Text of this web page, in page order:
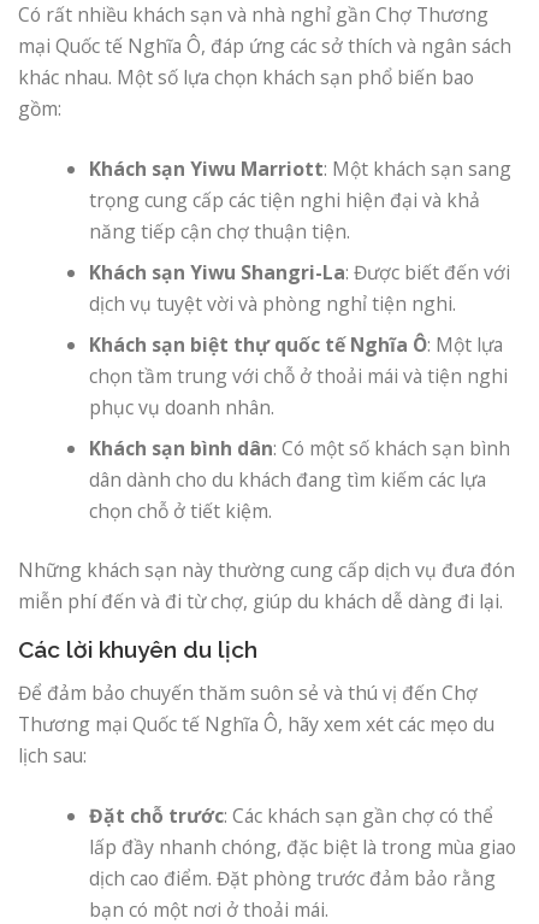
Có rất nhiều khách sạn và nhà nghỉ gần Chợ Thương
mại Quốc tế Nghĩa Ô, đáp ứng các sở thích và ngân sách
khác nhau. Một số lựa chọn khách sạn phổ biến bao
gồm:
Khách sạn Yiwu Marriott: Một khách sạn sang
trọng cung cấp các tiện nghi hiện đại và khả
năng tiếp cận chợ thuận tiện.
Khách sạn Yiwu Shangri-La: Được biết đến với
dịch vụ tuyệt vời và phòng nghỉ tiện nghi.
Khách sạn biệt thự quốc tế Nghĩa Ô: Một lựa
chọn tầm trung với chỗ ở thoải mái và tiện nghi
phục vụ doanh nhân.
Khách sạn bình dân: Có một số khách sạn bình
dân dành cho du khách đang tìm kiếm các lựa
chọn chỗ ở tiết kiệm.
Những khách sạn này thường cung cấp dịch vụ đưa đón
miễn phí đến và đi từ chợ, giúp du khách dễ dàng đi lại.
Các lời khuyên du lịch
Để đảm bảo chuyến thăm suôn sẻ và thú vị đến Chợ
Thương mại Quốc tế Nghĩa Ô, hãy xem xét các mẹo du
lịch sau:
Đặt chỗ trước: Các khách sạn gần chợ có thể
lấp đầy nhanh chóng, đặc biệt là trong mùa giao
dịch cao điểm. Đặt phòng trước đảm bảo rằng
bạn có một nơi ở thoải mái.